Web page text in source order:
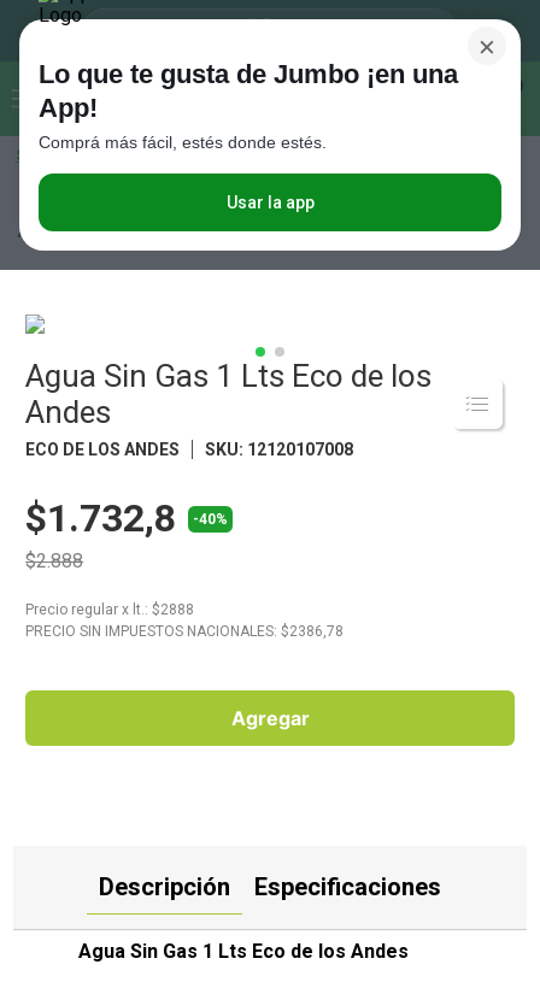
Buscar...
Seleccioná el método de entrega
×
Lo que te gusta de Jumbo ¡en una
App!
Comprá más fácil, estés donde estés.
Usar la app
Aguas Sin Gas
Agua Sin Gas 1 Lts Eco de los
Andes
Agua Sin Gas 1 Lts Eco de los
Andes
ECO DE LOS ANDES SKU: 12120107008
$1.732,8 -40%
$2.888
Precio regular x lt. : $2888
PRECIO SIN IMPUESTOS NACIONALES: $2386,78
Agregar
Descripción Especificaciones
Agua Sin Gas 1 Lts Eco de los Andes
Términos más buscados
.
Cerveza
Galletitas
Yerba
Fideos
Valijas